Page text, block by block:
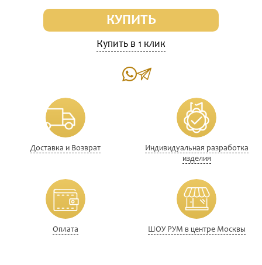
КУПИТЬ
Купить в 1 клик
Доставка и Возврат
Индивидуальная разработка
изделия
Оплата ШОУ РУМ в центре Москвы